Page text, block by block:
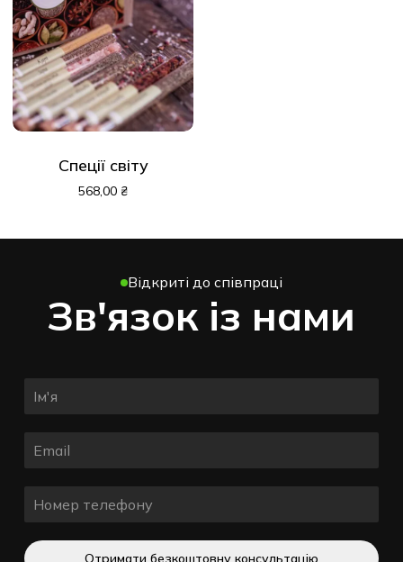
Спеції світу
568,00 ₴
Відкриті до співпраці
Зв'язок із нами
Отримати безкоштовну консультацію